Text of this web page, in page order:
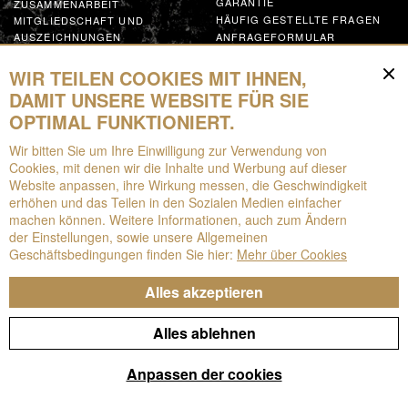
Adresse:Kružná 10, Poprad
Poprad
Ezop
Adresse: Mostná, Nitra
Nitra
FullHouse Architecture
Adresse:Radlinského 27, Bratislava
Bratislava
Bulthaup/Elite Bath
Dvořákovo námestie, Staré město
Bratislava
ZUSAMMENARBEIT
MITGLIEDSCHAFT UND
AUSZEICHNUNGEN
CONDUCT
MACHEN SIE MIT
HÄUFIG GESTELLTE FRAGEN
ANFRAGEFORMULAR
Ressourcen
HERUNTERLADEN
BROSCHÜREN
EPD
AUGMENTED REALITY
Produziert mit Leidenschaft – von Manilot
WIR TEILEN COOKIES MIT IHNEN,
DAMIT UNSERE WEBSITE FÜR SIE
OPTIMAL FUNKTIONIERT.
Wir bitten Sie um Ihre Einwilligung zur Verwendung von
Cookies, mit denen wir die Inhalte und Werbung auf dieser
Website anpassen, ihre Wirkung messen, die Geschwindigkeit
erhöhen und das Teilen in den Sozialen Medien einfacher
machen können. Weitere Informationen, auch zum Ändern
der Einstellungen, sowie unsere Allgemeinen
Geschäftsbedingungen finden Sie hier: Mehr über Cookies
Alles akzeptieren
Alles ablehnen
Anpassen der cookies